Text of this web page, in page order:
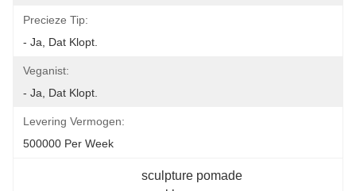
Precieze Tip:
- Ja, Dat Klopt.
Veganist:
- Ja, Dat Klopt.
Levering Vermogen:
500000 Per Week
sculpture pomade